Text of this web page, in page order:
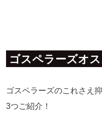
ゴスペラーズオ
ゴスペラーズのこれさえ
3つご紹介！